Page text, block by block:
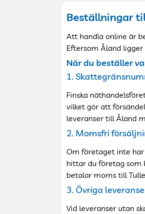
Beställningar
Att handla online är
Eftersom Åland
När du beställer
1.
Finska
vilket gör att
leveranser till Åland
2. Momsfri
Om företaget inte
hittar du företag som
betalar moms till
3. Övriga
Vid leveranser utan